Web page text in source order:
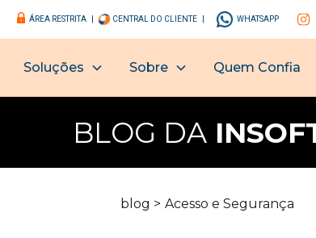
ÁREA RESTRITA | CENTRAL DO CLIENTE | WHATSAPP
Soluções Sobre Quem Confia
BLOG DA
blog > Acesso e Segurança